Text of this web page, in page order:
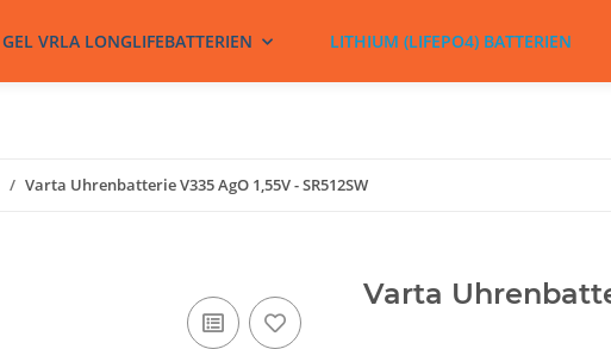
GEL VRLA LONGLIFEBATTERIEN LITHIUM (LIFEPO4) BATTERIEN
Varta Uhrenbatterie V335 AgO 1,55V - SR512SW
Varta